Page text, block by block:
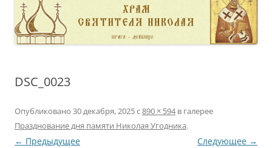
DSC_0023
Опубликовано 30 декабря, 2025с890 × 594в галерее
Празднование дня памяти Николая Угодника.
← Предыдущее Следующее →